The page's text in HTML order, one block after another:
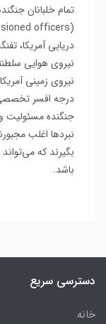
تمام خلبانان
دریایی آمریکا،
نیروی هوایی
نیروی زمینی
جنگنده مسئولیت و
نبردها اغلب
بگیرند که
باشد.
دسترسی سریع
خانه